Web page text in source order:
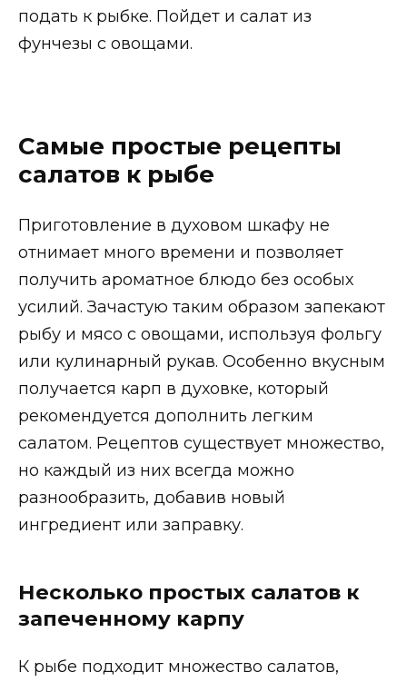
подать к рыбке. Пойдет и салат из
фунчезы с овощами.
Самые простые рецепты
салатов к рыбе
Приготовление в духовом шкафу не
отнимает много времени и позволяет
получить ароматное блюдо без особых
усилий. Зачастую таким образом запекают
рыбу и мясо с овощами, используя фольгу
или кулинарный рукав. Особенно вкусным
получается карп в духовке, который
рекомендуется дополнить легким
салатом. Рецептов существует множество,
но каждый из них всегда можно
разнообразить, добавив новый
ингредиент или заправку.
Несколько простых салатов к
запеченному карпу
К рыбе подходит множество салатов,